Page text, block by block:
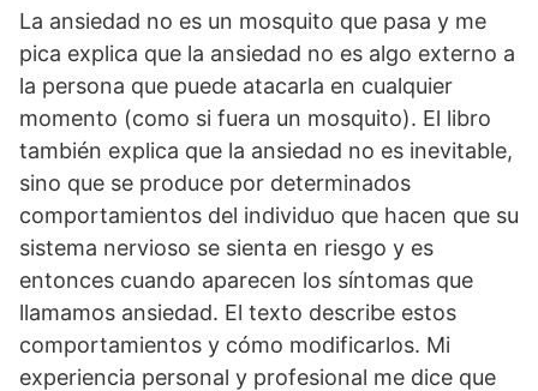
La ansiedad no es un mosquito que pasa y me
pica explica que la ansiedad no es algo externo a
la persona que puede atacarla en cualquier
momento (como si fuera un mosquito). El libro
también explica que la ansiedad no es inevitable,
sino que se produce por determinados
comportamientos del individuo que hacen que su
sistema nervioso se sienta en riesgo y es
entonces cuando aparecen los síntomas que
llamamos ansiedad. El texto describe estos
comportamientos y cómo modificarlos. Mi
experiencia personal y profesional me dice que